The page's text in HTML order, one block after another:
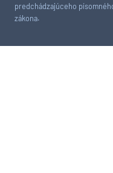
predchádzajúceho
zákona.